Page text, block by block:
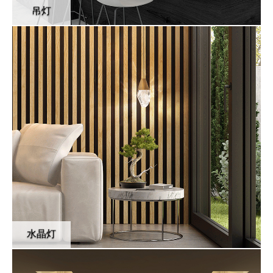
吊灯
水晶灯